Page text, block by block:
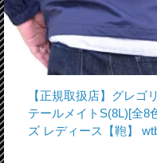
【正規取扱店】グレゴ
テールメイトS(8L)[全8
ズ レディース【鞄】